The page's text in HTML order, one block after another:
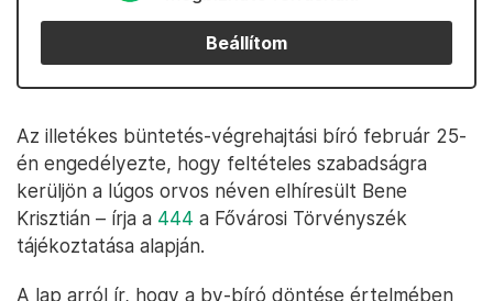
Beállítom
Az illetékes büntetés-végrehajtási bíró február 25-
én engedélyezte, hogy feltételes szabadságra
kerüljön a lúgos orvos néven elhíresült Bene
Krisztián – írja a 444 a Fővárosi Törvényszék
tájékoztatása alapján.
A lap arról ír, hogy a bv-bíró döntése értelmében